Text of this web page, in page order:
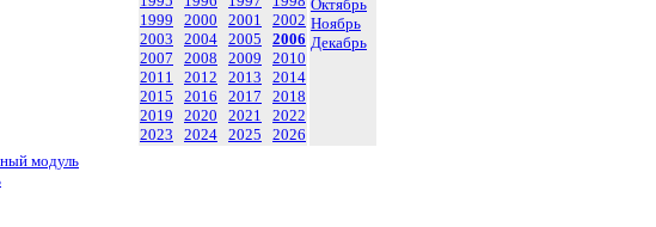
1999
2000 2001
2002
2003
2004 2005
2006
2007
2008 2009
2010
2011
2012 2013
2014
2015
2016 2017
2018
2019
2020 2021
2022
2023
2024 2025 2026
Октябрь
Ноябрь
Декабрь
модуль